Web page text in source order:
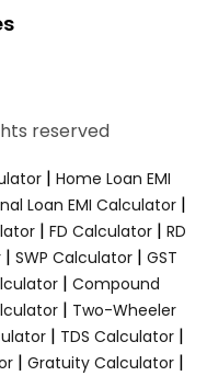
reserved
| Home Loan EMI
Loan EMI Calculator |
| FD Calculator | RD
| SWP Calculator | GST
| Compound
| Two-Wheeler
| TDS Calculator|
| Gratuity Calculator|